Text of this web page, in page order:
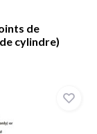
de
cylindre)